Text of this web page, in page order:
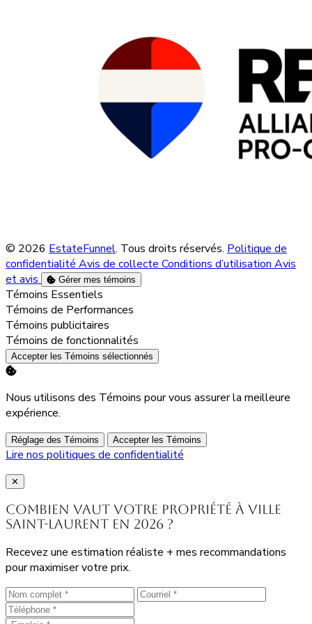
© 2026 EstateFunnel. Tous droits réservés. Politique de
confidentialitéAvis de collecteConditions d’utilisationAvis
et avis
Gérer mes témoins
Activer
Témoins Essentiels
Activer
Témoins de Performances
Activer
Témoins publicitaires
Activer
Témoins de fonctionnalités
Accepter les Témoins sélectionnés
Nous utilisons des Témoins pour vous assurer la meilleure
expérience.
Réglage des Témoins Accepter les Témoins
Lire nos politiques de confidentialité
Close
✕
Combien vaut votre propriété à Ville
Saint-Laurent en 2026 ?
Recevez une estimation réaliste + mes recommandations
pour maximiser votre prix.